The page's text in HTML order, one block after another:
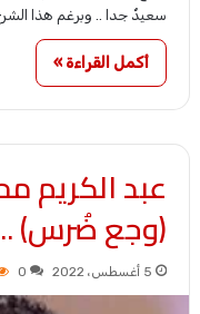
سعيدٌ جدا .. وبرغم هذا
أكمل القراءة »
عبد الكريم
(وجع ضُرس) ..
5 أغسطس، 2022 0